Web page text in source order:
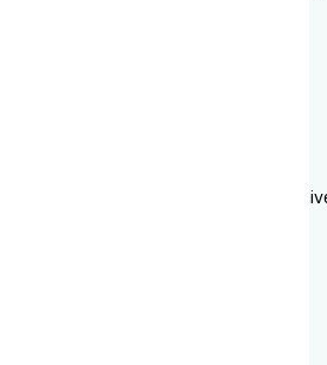
Instruktøruddannelse på flere